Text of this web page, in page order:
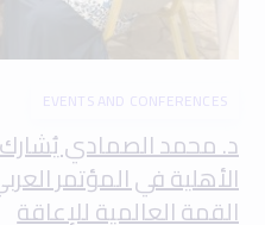
EVENTS AND CONFERENCES
د. محمد الصمادي
الأهلية في المؤتمر
القمة العالمية للإعاقة